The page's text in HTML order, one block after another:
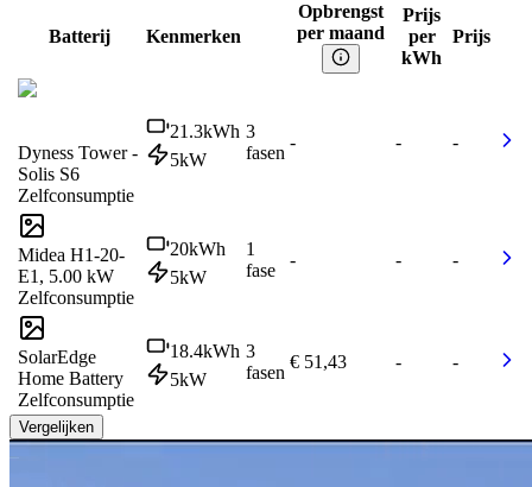
Batterij Kenmerken
Opbrengst
per maand
Prijs
per
kWh
Prijs
Dyness Tower -
Solis S6
Zelfconsumptie
21.3kWh
5kW
3
fasen
- - -
Midea H1-20-
E1, 5.00 kW
Zelfconsumptie
20kWh
5kW
1
fase
- - -
SolarEdge
Home Battery
Zelfconsumptie
18.4kWh
5kW
3
fasen
€ 51,43 - -
Vergelijken